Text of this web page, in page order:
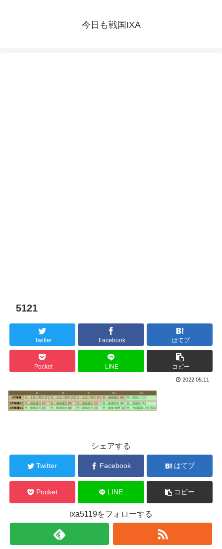
今日も戦国IXA
5121
Twitter Facebook はてブ
Pocket LINE コピー
2022.05.11
シェアする
Twitter Facebook はてブ
Pocket LINE コピー
ixa5119をフォローする